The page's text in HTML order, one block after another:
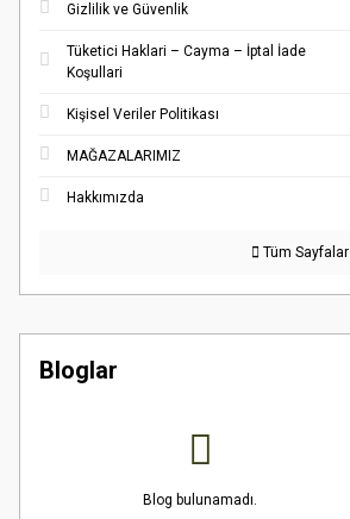
Gizlilik ve Güvenlik
Tüketici Haklari – Cayma – İptal İade
Koşullari
Kişisel Veriler Politikası
MAĞAZALARIMIZ
Hakkımızda
Tüm Sayfalar
Bloglar
Blog bulunamadı.